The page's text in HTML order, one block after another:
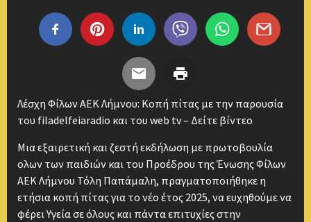
Λέσχη Φίλων ΑΕΚ Λήμνου: Κοπή πίτας με την παρουσία
του filadelfeiaradio και του web tv – Δείτε βίντεο
Μια εξαιρετική και ζεστή εκδήλωση με πρωτοβουλία
ολων των παιδιών και του Προέδρου της Ένωσης Φίλων
ΑΕΚ Λήμνου Τόλη Παπάμαλη, πραγματοποιήθηκε η
ετήσια κοπή πίτας για το νέο έτος 2025, να ευχηθούμε να
φέρει Υγεία σε όλους και πάντα επιτυχίες στην